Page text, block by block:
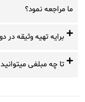
ما مراجعه نمود؟
برایه تهیه وثیقه در
تا چه مبلغی